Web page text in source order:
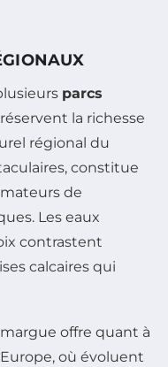
parcs
la richesse
régional du
constitue
de
Les eaux
contrastent
calcaires qui
offre quant à
où évoluent